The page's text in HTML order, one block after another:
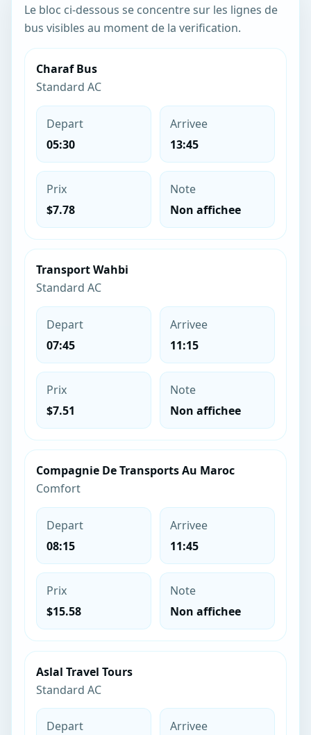
Le bloc ci-dessous se concentre sur les lignes de
bus visibles au moment de la verification.
Charaf Bus
Standard AC
Depart
05:30
Arrivee
13:45
Prix
$7.78
Note
Non affichee
Transport Wahbi
Standard AC
Depart
07:45
Arrivee
11:15
Prix
$7.51
Note
Non affichee
Compagnie De Transports Au Maroc
Comfort
Depart
08:15
Arrivee
11:45
Prix
$15.58
Note
Non affichee
Aslal Travel Tours
Standard AC
Depart
Arrivee